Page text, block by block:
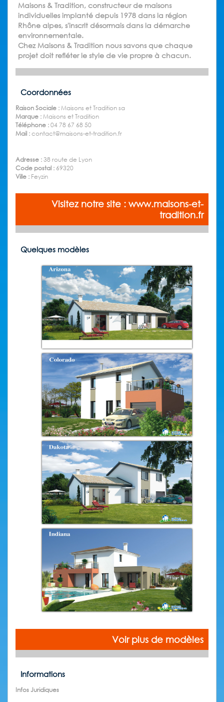
Maisons & Tradition, constructeur de maisons
individuelles implanté depuis 1978 dans la région
Rhône alpes, s'inscrit désormais dans la démarche
environnementale.
Chez Maisons & Tradition nous savons que chaque
projet doit refléter le style de vie propre à chacun.
Coordonnées
Raison Sociale :Maisons et Tradition sa
Marque :Maisons et Tradition
Téléphone :04 78 67 68 50
Mail :contact@maisons-et-tradition.fr
Adresse :38 route de Lyon
Code postal : 69320
Ville : Feyzin
Visitez notre site : www.maisons-et-
tradition.fr
Quelques modèles
Voir plus de modèles
Informations
Infos Juridiques